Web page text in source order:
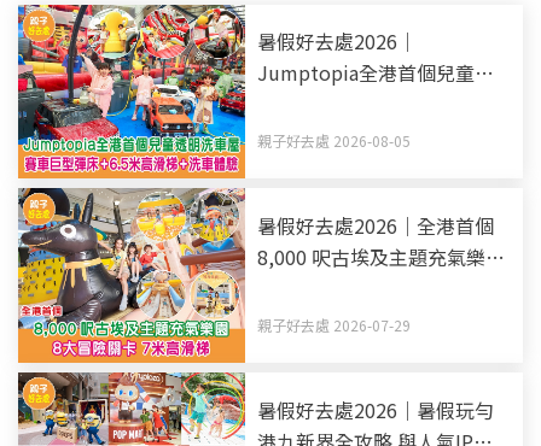
暑假好去處2026｜
Jumptopia全港首個兒童透
米高滑梯+洗車體驗
親子好去處 2026-08-05
暑假好去處2026｜全港首個
8,000 呎古埃及主題充氣樂園
親子好去處 2026-07-29
暑假好去處2026｜暑假玩勻